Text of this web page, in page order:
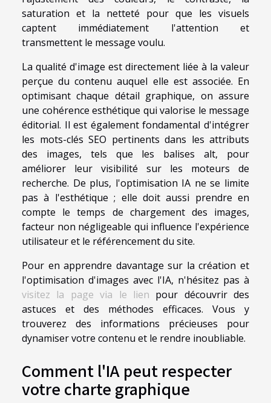
saturation et la netteté pour que les visuels
captent immédiatement l'attention et
transmettent le message voulu.
La qualité d'image est directement liée à la valeur
perçue du contenu auquel elle est associée. En
optimisant chaque détail graphique, on assure
une cohérence esthétique qui valorise le message
éditorial. Il est également fondamental d'intégrer
les mots-clés SEO pertinents dans les attributs
des images, tels que les balises alt, pour
améliorer leur visibilité sur les moteurs de
recherche. De plus, l'optimisation IA ne se limite
pas à l'esthétique ; elle doit aussi prendre en
compte le temps de chargement des images,
facteur non négligeable qui influence l'expérience
utilisateur et le référencement du site.
Pour en apprendre davantage sur la création et
l'optimisation d'images avec l'IA, n'hésitez pas à
visitez la page via le lien pour découvrir des
astuces et des méthodes efficaces. Vous y
trouverez des informations précieuses pour
dynamiser votre contenu et le rendre inoubliable.
Comment l'IA peut respecter
votre charte graphique